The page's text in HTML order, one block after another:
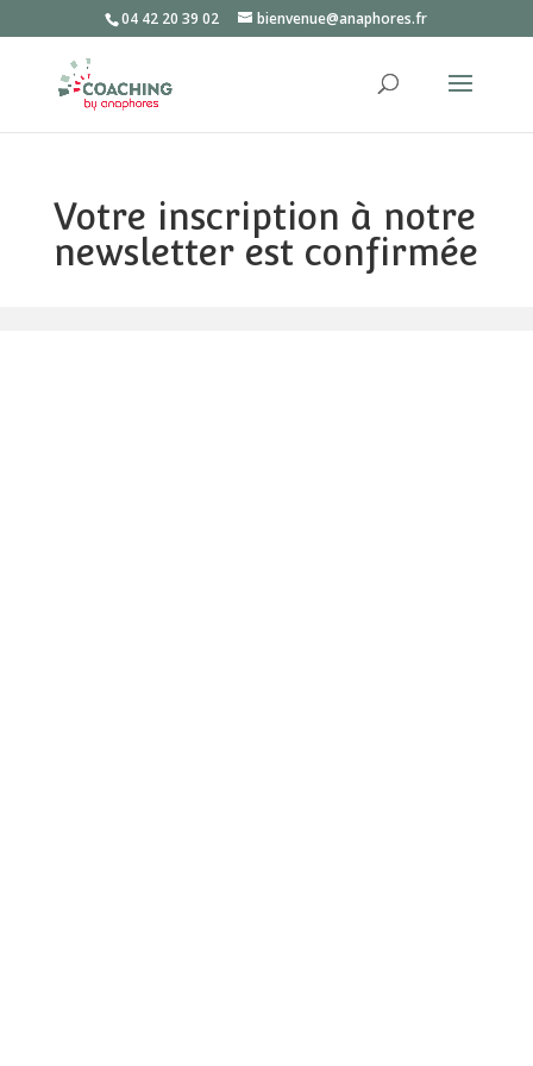
04 42 20 39 02 bienvenue@anaphores.fr
Votre inscription à notre
newsletter est confirmée